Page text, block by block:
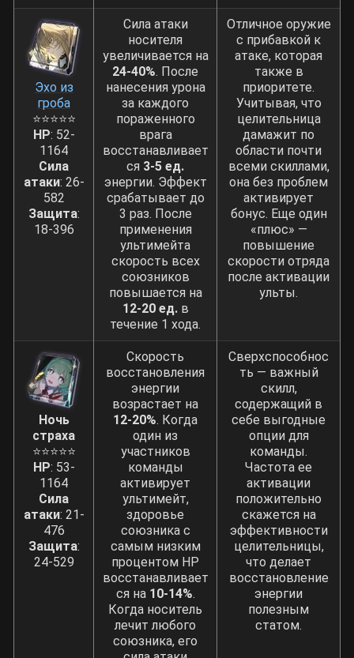
Эхо из
гроба
⭐⭐⭐⭐⭐
HP: 52-
1164
Сила
атаки: 26-
582
Защита:
18-396
Сила атаки
носителя
увеличивается на
24-40%. После
нанесения урона
за каждого
пораженного
врага
восстанавливает
ся 3-5 ед.
энергии. Эффект
срабатывает до
3 раз. После
применения
ультимейта
скорость всех
союзников
повышается на
12-20 ед.в
течение 1 хода.
Отличное оружие
с прибавкой к
атаке, которая
также в
приоритете.
Учитывая, что
целительница
дамажит по
области почти
всеми скиллами,
она без проблем
активирует
бонус. Еще один
«плюс» —
повышение
скорости отряда
после активации
ульты.
Ночь
страха
⭐⭐⭐⭐⭐
HP: 53-
1164
Сила
атаки: 21-
476
Защита:
24-529
Скорость
восстановления
энергии
возрастает на
12-20%. Когда
один из
участников
команды
активирует
ультимейт,
здоровье
союзника с
самым низким
процентом HP
восстанавливает
ся на 10-14%.
Когда носитель
лечит любого
союзника, его
Сверхспособнос
ть — важный
скилл,
содержащий в
себе выгодные
опции для
команды.
Частота ее
активации
положительно
скажется на
эффективности
целительницы,
что делает
восстановление
энергии
полезным
статом.